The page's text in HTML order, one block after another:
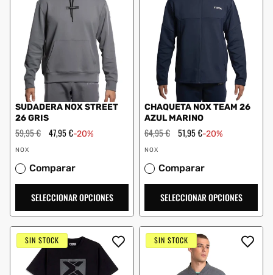
SUDADERA NOX STREET
26 GRIS
Precio
habitual
59,95 € Precio
de
47,95 €-20%
Proveedor:
NOX
Comparar
SELECCIONAR OPCIONES
CHAQUETA NOX TEAM 26
AZUL MARINO
Precio
habitual
64,95 € Precio
de
51,95 €-20%
Proveedor:
NOX
Comparar
SELECCIONAR OPCIONES
SIN STOCK SIN STOCK